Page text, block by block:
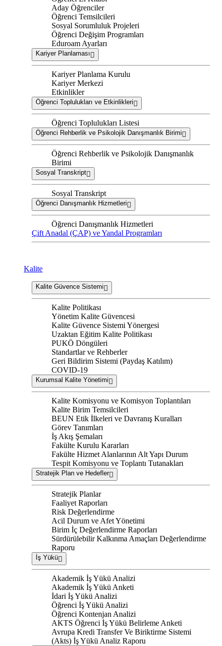
Aday Öğrenciler
Öğrenci Temsilcileri
Sosyal Sorumluluk Projeleri
Öğrenci Değişim Programları
Eduroam Ayarları
Kariyer Planlaması
Kariyer Planlama Kurulu
Kariyer Merkezi
Etkinlikler
Öğrenci Toplulukları ve Etkinlikleri
Öğrenci Toplulukları Listesi
Öğrenci Rehberlik ve Psikolojik Danışmanlık Birimi
Öğrenci Rehberlik ve Psikolojik Danışmanlık
Birimi
Sosyal Transkript
Sosyal Transkript
Öğrenci Danışmanlık Hizmetleri
Öğrenci Danışmanlık Hizmetleri
Çift Anadal (ÇAP) ve Yandal Programları
Kalite
Kalite Güvence Sistemi
Kalite Politikası
Yönetim Kalite Güvencesi
Kalite Güvence Sistemi Yönergesi
Uzaktan Eğitim Kalite Politikası
PUKÖ Döngüleri
Standartlar ve Rehberler
Geri Bildirim Sistemi (Paydaş Katılım)
COVID-19
Kurumsal Kalite Yönetimi
Kalite Komisyonu ve Komisyon Toplantıları
Kalite Birim Temsilcileri
BEUN Etik İlkeleri ve Davranış Kuralları
Görev Tanımları
İş Akış Şemaları
Fakülte Kurulu Kararları
Fakülte Hizmet Alanlarının Alt Yapı Durum
Tespit Komisyonu ve Toplantı Tutanakları
Stratejik Plan ve Hedefler
Stratejik Planlar
Faaliyet Raporları
Risk Değerlendirme
Acil Durum ve Afet Yönetimi
Birim İç Değerlendirme Raporları
Sürdürülebilir Kalkınma Amaçları Değerlendirme
Raporu
İş Yükü
Akademik İş Yükü Analizi
Akademik İş Yükü Anketi
İdari İş Yükü Analizi
Öğrenci İş Yükü Analizi
Öğrenci Kontenjan Analizi
AKTS Öğrenci İş Yükü Belirleme Anketi
Avrupa Kredi Transfer Ve Biriktirme Sistemi
(Akts) İş Yükü Analiz Raporu